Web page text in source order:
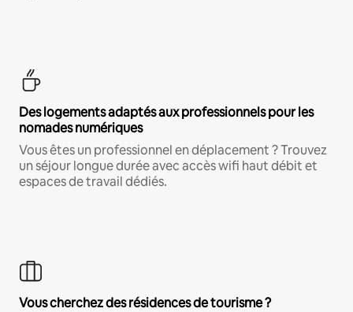
Des logements adaptés aux professionnels pour les
nomades numériques
Vous êtes un professionnel en déplacement ? Trouvez
un séjour longue durée avec accès wifi haut débit et
espaces de travail dédiés.
Vous cherchez des résidences de tourisme ?